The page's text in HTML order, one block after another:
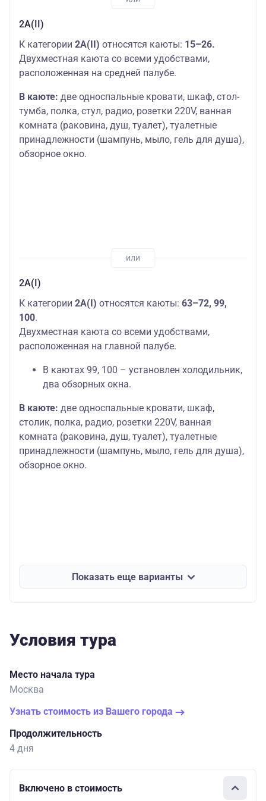
2А(II)
К категории 2А(II) относятся каюты: 15–26.
Двухместная каюта со всеми удобствами,
расположенная на средней палубе.
В каюте: две односпальные кровати, шкаф, стол-
тумба, полка, стул, радио, розетки 220V, ванная
комната (раковина, душ, туалет), туалетные
принадлежности (шампунь, мыло, гель для душа),
обзорное окно.
2А(I)
К категории 2А(I) относятся каюты: 63–72, 99,
100.
Двухместная каюта со всеми удобствами,
расположенная на главной палубе.
В каютах 99, 100 – установлен холодильник,
два обзорных окна.
В каюте: две односпальные кровати, шкаф,
столик, полка, радио, розетки 220V, ванная
комната (раковина, душ, туалет), туалетные
принадлежности (шампунь, мыло, гель для душа),
обзорное окно.
Показать еще варианты
Условия тура
Место начала тура
Москва
Узнать стоимость из Вашего города
Продолжительность
4 дня
Включено в стоимость